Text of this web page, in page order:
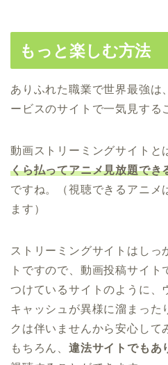
もっと楽しむ方法
ありふれた職業で世界最強は
ービスのサイトで一気見する
動画ストリーミングサイトと
くら払ってアニメ見放題でき
ですね。（視聴できるアニメ
ます）
ストリーミングサイトはしっ
トですので、動画投稿サイト
つけているサイトのように、
キャッシュが異様に溜まった
クは伴いませんから安心し
もちろん、 違法サイトでもあ